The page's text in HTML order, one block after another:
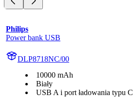
Philips
Power bank USB
DLP8718NC/00
10000 mAh
Biały
USB A i port ładowania typu C